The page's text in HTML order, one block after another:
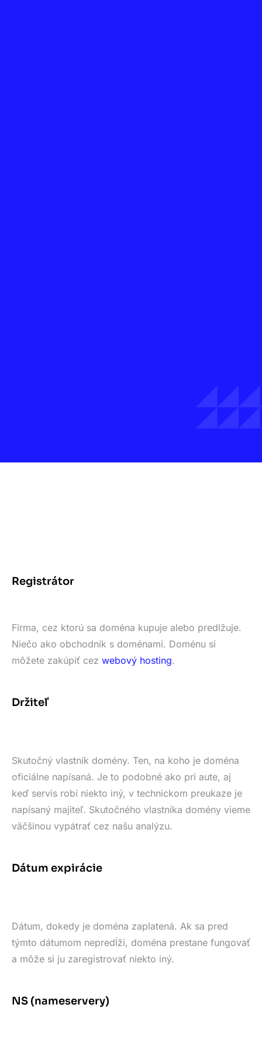
Registrátor
Firma, cez ktorú sa doména kupuje alebo predlžuje.
Niečo ako obchodník s doménami. Doménu si
môžete zakúpiť cez webový hosting.
Držiteľ
Skutočný vlastník domény. Ten, na koho je doména
oficiálne napísaná. Je to podobné ako pri aute, aj
keď servis robí niekto iný, v technickom preukaze je
napísaný majiteľ. Skutočného vlastníka domény vieme
väčšinou vypátrať cez našu analýzu.
Dátum expirácie
Dátum, dokedy je doména zaplatená. Ak sa pred
týmto dátumom nepredĺži, doména prestane fungovať
a môže si ju zaregistrovať niekto iný.
NS (nameservery)